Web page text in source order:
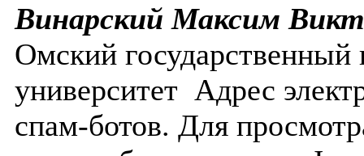
Винарский Максим
Омский государственный
университет Адрес
спам-ботов. Для